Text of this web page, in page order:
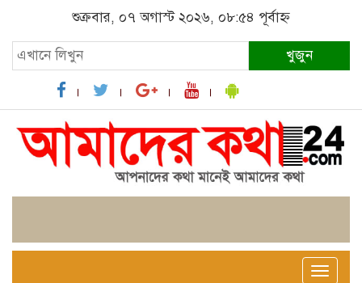
শুক্রবার, ০৭ অগাস্ট ২০২৬, ০৮:৫৪ পূর্বাহ্ন
খুজুন
Toggle